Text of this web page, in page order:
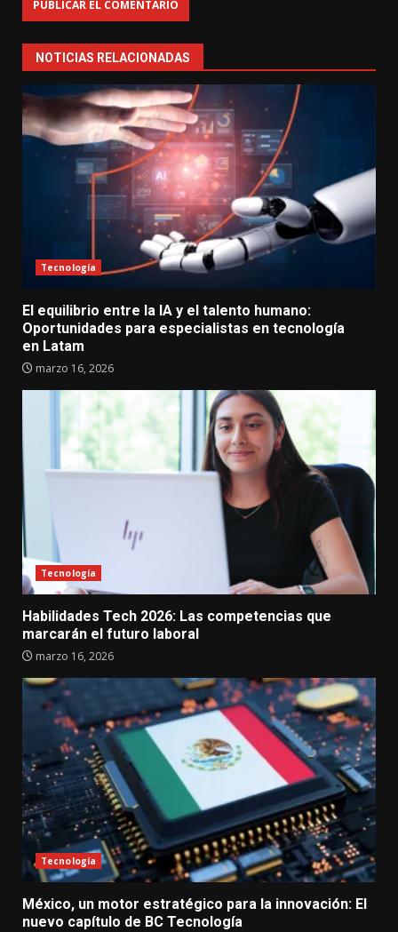
NOTICIAS RELACIONADAS
Tecnología
El equilibrio entre la IA y el talento humano:
Oportunidades para especialistas en tecnología
en Latam
marzo 16, 2026
Tecnología
Habilidades Tech 2026: Las competencias que
marcarán el futuro laboral
marzo 16, 2026
Tecnología
México, un motor estratégico para la innovación: El
nuevo capítulo de BC Tecnología